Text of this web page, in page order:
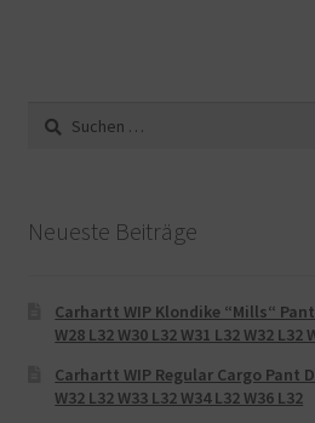
Suche
nach:
Neueste Beiträge
Carhartt WIP Klondike “Mills“
W28 L32 W30 L32 W31 L32 W32 L32
Carhartt WIP Regular Cargo Pant
W32 L32 W33 L32 W34 L32 W36 L32